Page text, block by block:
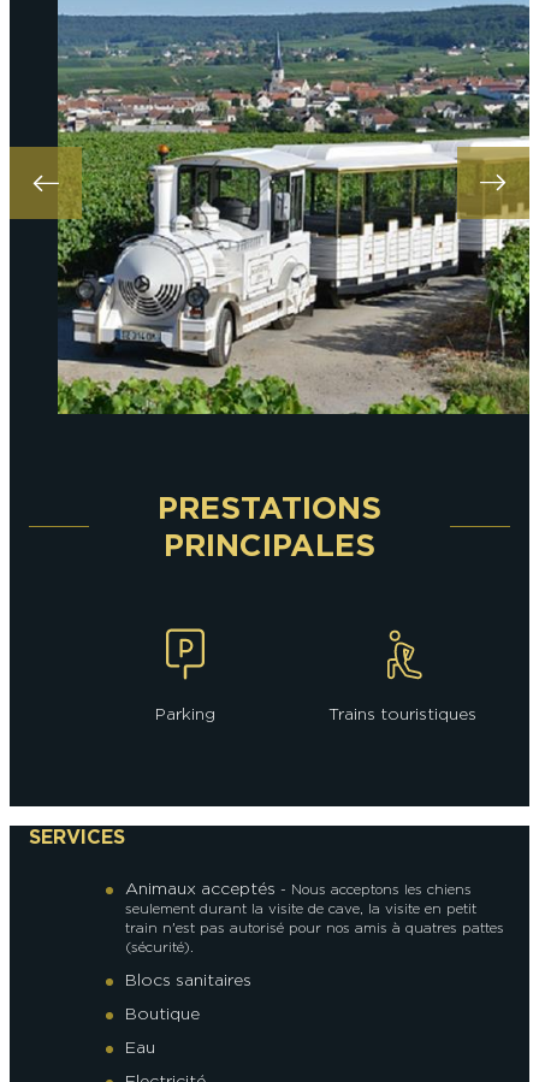
PRESTATIONS
PRINCIPALES
Parking Trains touristiques
SERVICES
Animaux acceptés - Nous acceptons les chiens
seulement durant la visite de cave, la visite en petit
train n'est pas autorisé pour nos amis à quatres pattes
(sécurité).
Blocs sanitaires
Boutique
Eau